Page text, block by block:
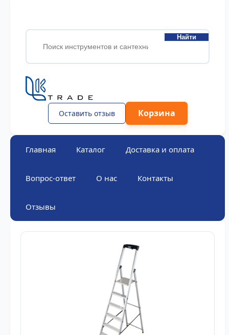
Найти
Оставить отзыв Корзина
Главная Каталог Доставка и оплата
Вопрос-ответ О нас Контакты
Отзывы